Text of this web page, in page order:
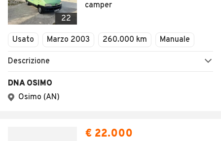
22
camper
Usato Marzo 2003 260.000 km Manuale
Descrizione
DNA OSIMO
Osimo (AN)
€ 22.000